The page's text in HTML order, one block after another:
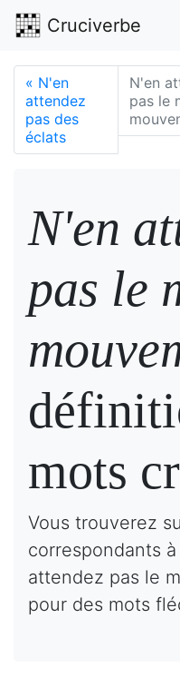
Cruciverbe
« N'en
attendez
pas des
éclats
N'en
pas le
N'en
pas le
mots
Vous trouverez
correspondants
attendez pas le
pour des mots